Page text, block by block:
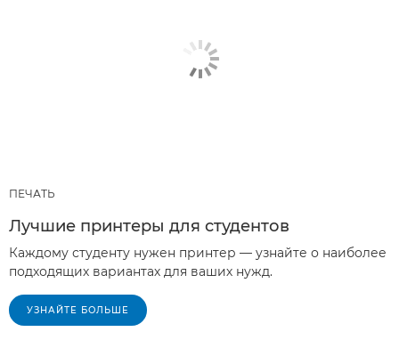
ПЕЧАТЬ
Лучшие принтеры для студентов
Каждому студенту нужен принтер — узнайте о наиболее
подходящих вариантах для ваших нужд.
УЗНАЙТЕ БОЛЬШЕ